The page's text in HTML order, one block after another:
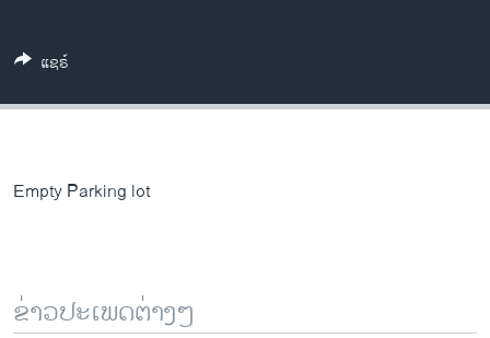
ວີດີໂອ
ສຽງ
ລາຍງານ
ແຊຣ໌
Empty Parking lot
ຂ່າວປະເພດຕ່າງໆ